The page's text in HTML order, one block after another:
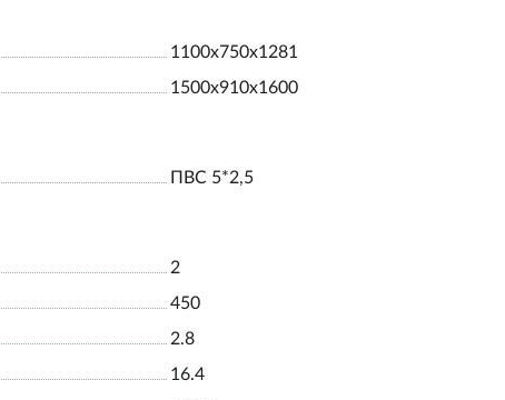
1100х750х1281
1500х910х1600
ПВС 5*2,5
2
450
2.8
16.4